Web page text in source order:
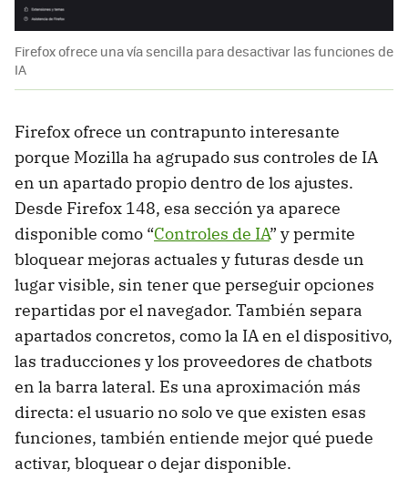
Firefox ofrece una vía sencilla para desactivar las funciones de
IA
Firefox ofrece un contrapunto interesante
porque Mozilla ha agrupado sus controles de IA
en un apartado propio dentro de los ajustes.
Desde Firefox 148, esa sección ya aparece
disponible como “Controles de IA” y permite
bloquear mejoras actuales y futuras desde un
lugar visible, sin tener que perseguir opciones
repartidas por el navegador. También separa
apartados concretos, como la IA en el dispositivo,
las traducciones y los proveedores de chatbots
en la barra lateral. Es una aproximación más
directa: el usuario no solo ve que existen esas
funciones, también entiende mejor qué puede
activar, bloquear o dejar disponible.